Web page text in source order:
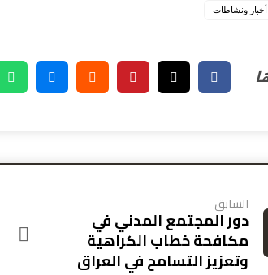
أخبار ونشاطات
السابق
دور المجتمع المدني في
مكافحة خطاب الكراهية
وتعزيز التسامح في العراق